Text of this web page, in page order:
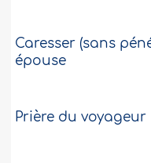
Caresser (sans
épouse
Prière du voyageur